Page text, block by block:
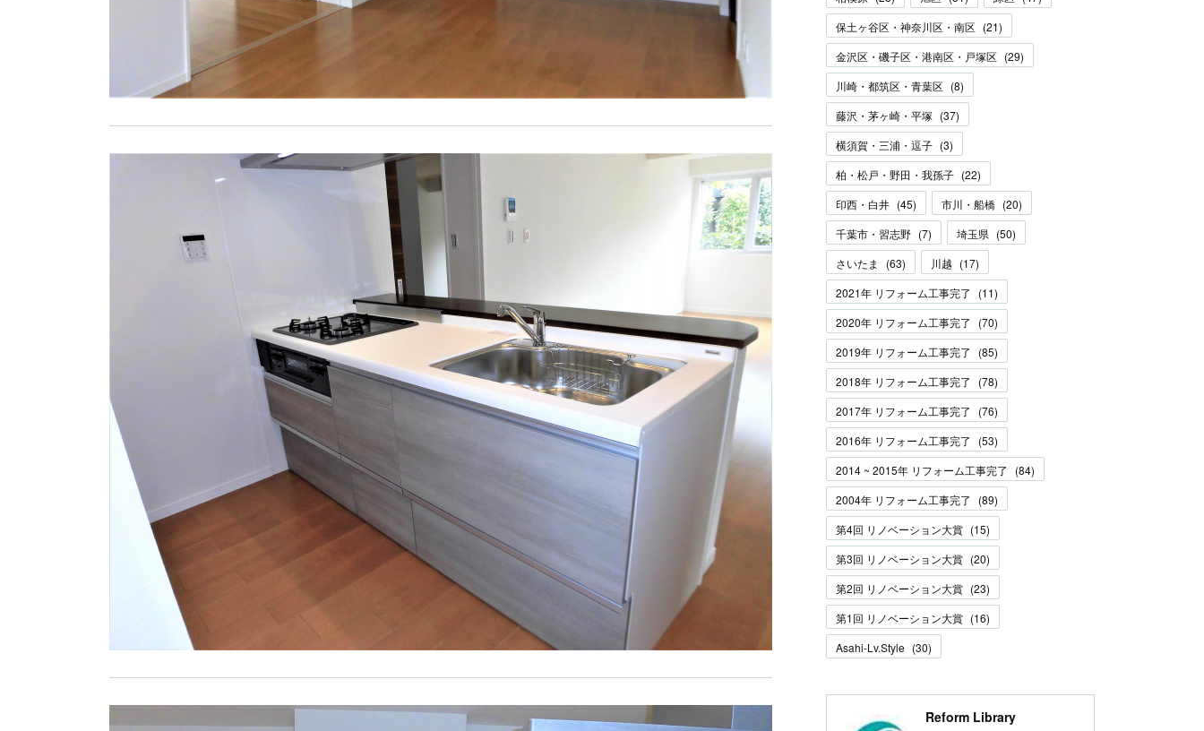
保土ヶ谷区・神奈川区・南区 (21)
金沢区・磯子区・港南区・戸塚区 (29)
川崎・都筑区・青葉区 (8)
藤沢・茅ヶ崎・平塚 (37)
横須賀・三浦・逗子 (3)
柏・松戸・野田・我孫子 (22)
印西・白井 (45) 市川・船橋 (20)
千葉市・習志野 (7) 埼玉県 (50)
さいたま
(63) 川越 (17)
2021年 リフォーム工事完了
(11)
2020年 リフォーム工事完了
(70)
2019年 リフォーム工事完了
(85)
2018年 リフォーム工事完了
(78)
2017年 リフォーム工事完了
(76)
2016年 リフォーム工事完了
(53)
2014 ~ 2015年 リフォーム工事完了
(84)
2004年 リフォーム工事完了
(89)
第4回 リノベーション大賞 (15)
第3回 リノベーション大賞 (20)
第2回 リノベーション大賞 (23)
第1回 リノベーション大賞 (16)
Asahi-Lv.Style (30)
Reform Library